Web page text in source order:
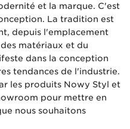
et la marque. C'est
La tradition est
depuis l'emplacement
matériaux et du
dans la conception
tendances de l'industrie.
les produits Nowy Styl et
pour mettre en
nous souhaitons